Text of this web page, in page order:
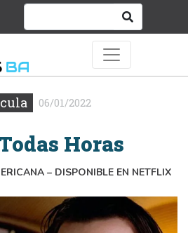
06/01/2022
Horas
– DISPONIBLE EN NETFLIX